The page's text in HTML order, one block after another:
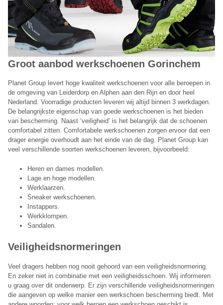
Groot aanbod werkschoenen Gorinchem
Planet Group levert hoge kwaliteit werkschoenen voor alle beroepen in
de omgeving van Leiderdorp en Alphen aan den Rijn en door heel
Nederland. Voorradige producten leveren wij altijd binnen 3 werkdagen.
De belangrijkste eigenschap van goede werkschoenen is het bieden
van bescherming. Naast ‘veiligheid’ is het belangrijk dat de schoenen
comfortabel zitten. Comfortabele werkschoenen zorgen ervoor dat een
drager energie overhoudt aan het einde van de dag. Planet Group kan
veel verschillende soorten werkschoenen leveren, bijvoorbeeld:
Heren en dames modellen.
Lage en hoge modellen.
Werklaarzen.
Sneaker werkschoenen.
Instappers.
Werkklompen.
Sandalen.
Veiligheidsnormeringen
Veel dragers hebben nog nooit gehoord van een veiligheidsnormering.
En zeker niet in combinatie met een veiligheidsschoen. Wij informeren
u graag over dit onderwerp. Er zijn verschillende veiligheidsnormeringen
die aangeven op welke manier een werkschoen bescherming biedt. Met